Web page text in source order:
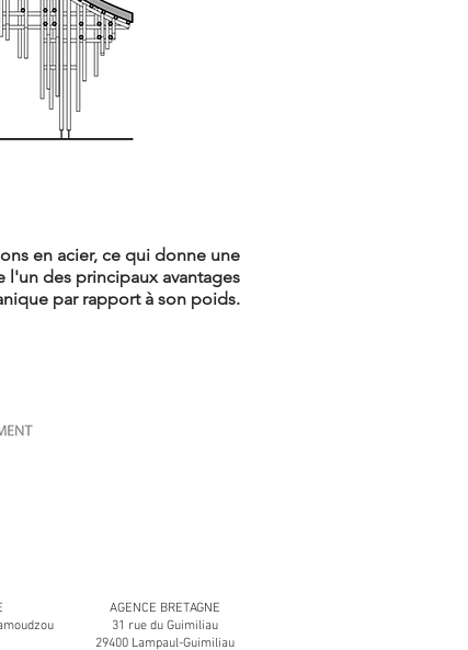
en acier, ce qui donne une
des principaux avantages
par rapport à son poids.
AGENCE BRETAGNE
31 rue du Guimiliau
29400 Lampaul-Guimiliau